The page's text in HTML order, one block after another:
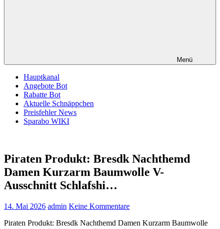
Menü
Hauptkanal
Angebote Bot
Rabatte Bot
Aktuelle Schnäppchen
Preisfehler News
Sparabo WIKI
Piraten Produkt: Bresdk Nachthemd
Damen Kurzarm Baumwolle V-
Ausschnitt Schlafshi…
14. Mai 2026 admin Keine Kommentare
Piraten Produkt: Bresdk Nachthemd Damen Kurzarm Baumwolle